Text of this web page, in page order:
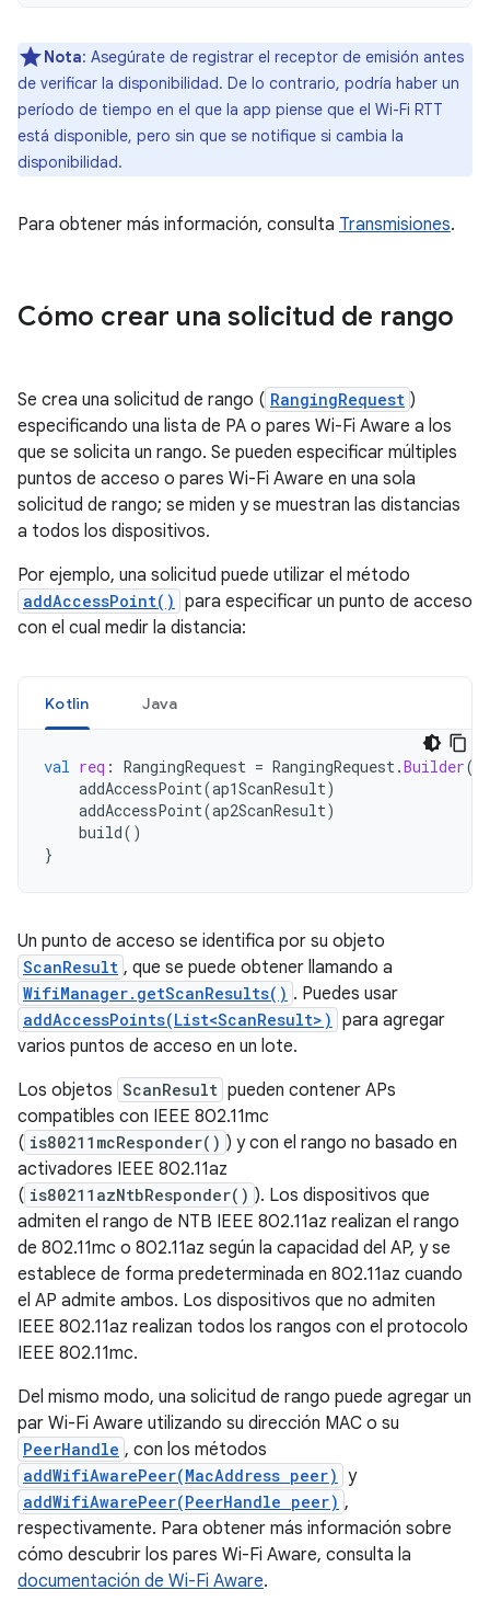
Nota: Asegúrate de registrar el receptor de emisión antes
de verificar la disponibilidad. De lo contrario, podría haber un
período de tiempo en el que la app piense que el Wi-Fi RTT
está disponible, pero sin que se notifique si cambia la
disponibilidad.
Para obtener más información, consulta Transmisiones.
Cómo crear una solicitud de rango
Se crea una solicitud de rango ( RangingRequest )
especificando una lista de PA o pares Wi-Fi Aware a los
que se solicita un rango. Se pueden especificar múltiples
puntos de acceso o pares Wi-Fi Aware en una sola
solicitud de rango; se miden y se muestran las distancias
a todos los dispositivos.
Por ejemplo, una solicitud puede utilizar el método
addAccessPoint() para especificar un punto de acceso
con el cual medir la distancia:
Kotlin Java
val req : RangingRequest = RangingRequest.Builder
addAccessPoint(ap1ScanResult)
addAccessPoint(ap2ScanResult)
build()
}
Un punto de acceso se identifica por su objeto
ScanResult , que se puede obtener llamando a
WifiManager.getScanResults() . Puedes usar
addAccessPoints(List<ScanResult>) para agregar
varios puntos de acceso en un lote.
Los objetos ScanResult pueden contener APs
compatibles con IEEE 802.11mc
( is80211mcResponder() ) y con el rango no basado en
activadores IEEE 802.11az
( is80211azNtbResponder() ). Los dispositivos que
admiten el rango de NTB IEEE 802.11az realizan el rango
de 802.11mc o 802.11az según la capacidad del AP, y se
establece de forma predeterminada en 802.11az cuando
el AP admite ambos. Los dispositivos que no admiten
IEEE 802.11az realizan todos los rangos con el protocolo
IEEE 802.11mc.
Del mismo modo, una solicitud de rango puede agregar un
par Wi-Fi Aware utilizando su dirección MAC o su
PeerHandle , con los métodos
addWifiAwarePeer(MacAddress peer) y
addWifiAwarePeer(PeerHandle peer) ,
respectivamente. Para obtener más información sobre
cómo descubrir los pares Wi-Fi Aware, consulta la
documentación de Wi-Fi Aware.